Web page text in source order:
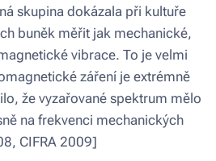
skupina dokázala při kultuře
buněk měřit jak mechanické,
vibrace. To je velmi
záření je extrémně
že vyzařované spektrum mělo
na frekvenci mechanických
CIFRA 2009]